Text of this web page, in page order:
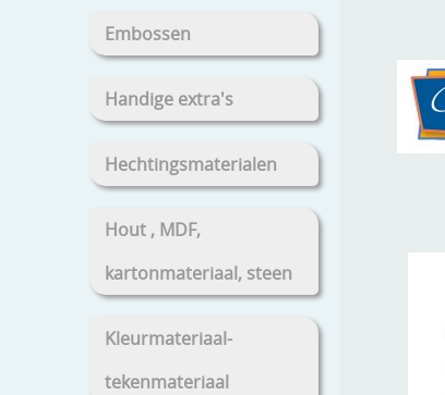
Embossen
Handige extra's
Hechtingsmaterialen
Hout , MDF,
kartonmateriaal, steen
Kleurmateriaal-
tekenmateriaal